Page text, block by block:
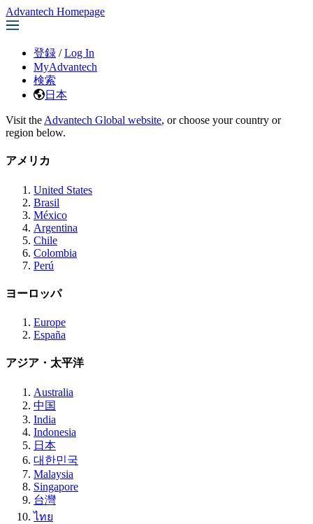
Advantech Homepage
登録 / Log In
MyAdvantech
検索
日本
Visit the Advantech Global website, or choose your country or
region below.
アメリカ
United States
Brasil
México
Argentina
Chile
Colombia
Perú
ヨーロッパ
Europe
España
アジア・太平洋
Australia
中国
India
Indonesia
日本
대한민국
Malaysia
Singapore
台灣
ไทย